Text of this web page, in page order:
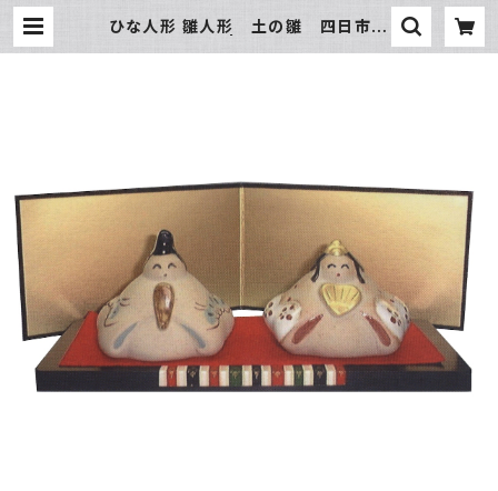
ひな人形 雛人形 土の雛 四日市萬